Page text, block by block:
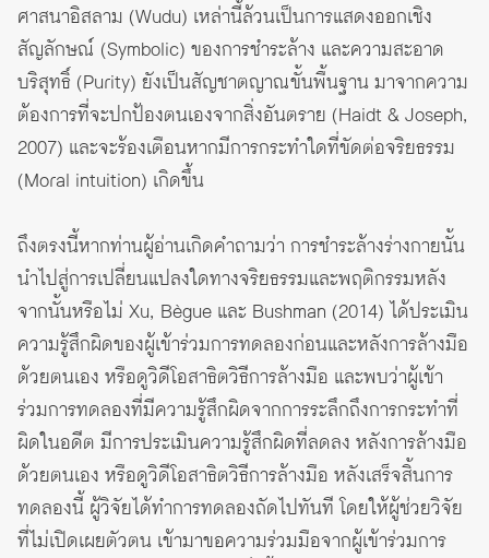
ศาสนาอิสลาม (Wudu) เหล่านี้ล้วนเป็นการแสดงออกเชิง
สัญลักษณ์ (Symbolic) ของการชำระล้าง และความสะอาด
บริสุทธิ์ (Purity) ยังเป็นสัญชาตญาณขั้นพื้นฐาน มาจากความ
ต้องการที่จะปกป้องตนเองจากสิ่งอันตราย (Haidt & Joseph,
2007) และจะร้องเตือนหากมีการกระทำใดที่ขัดต่อจริยธรรม
(Moral intuition) เกิดขึ้น
ถึงตรงนี้หากท่านผู้อ่านเกิดคำถามว่า การชำระล้างร่างกายนั้น
นำไปสู่การเปลี่ยนแปลงใดทางจริยธรรมและพฤติกรรมหลัง
จากนั้นหรือไม่ Xu, Bègue และ Bushman (2014) ได้ประเมิน
ความรู้สึกผิดของผู้เข้าร่วมการทดลองก่อนและหลังการล้างมือ
ด้วยตนเอง หรือดูวิดีโอสาธิตวิธีการล้างมือ และพบว่าผู้เข้า
ร่วมการทดลองที่มีความรู้สึกผิดจากการระลึกถึงการกระทำที่
ผิดในอดีต มีการประเมินความรู้สึกผิดที่ลดลง หลังการล้างมือ
ด้วยตนเอง หรือดูวิดีโอสาธิตวิธีการล้างมือ หลังเสร็จสิ้นการ
ทดลองนี้ ผู้วิจัยได้ทำการทดลองถัดไปทันที โดยให้ผู้ช่วยวิจัย
ที่ไม่เปิดเผยตัวตน เข้ามาขอความร่วมมือจากผู้เข้าร่วมการ